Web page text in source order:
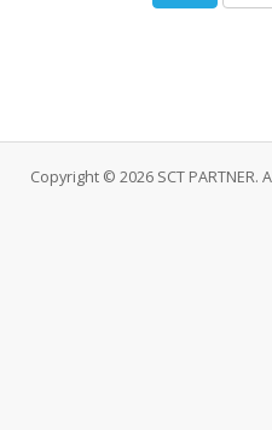
Copyright © 2026 SCT PARTNER.